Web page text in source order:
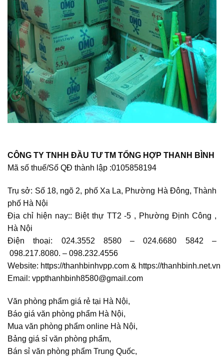
CÔNG TY TNHH ĐẦU TƯ TM TỔNG HỢP THANH BÌNH
Mã số thuế/Số QĐ thành lập :0105858194
Trụ sở: Số 18, ngõ 2, phố Xa La, Phường Hà Đông, Thành
phố Hà Nội
Địa chỉ hiện nay:: Biệt thự TT2 -5 , Phường Định Công ,
Hà Nội
Điện thoại: 024.3552 8580 – 024.6680 5842 –
098.217.8080. – 098.232.4556
Website: https://thanhbinhvpp.com & https://thanhbinh.net.vn
Email: vppthanhbinh8580@gmail.com
Văn phòng phẩm giá rẻ tại Hà Nội,
Báo giá văn phòng phẩm Hà Nội,
Mua văn phòng phẩm online Hà Nội,
Bảng giá sỉ văn phòng phẩm,
Bán sỉ văn phòng phẩm Trung Quốc,